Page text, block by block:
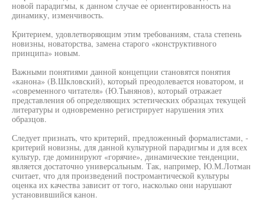
новой парадигмы, к данном случае ее ориентированность на
динамику, изменчивость.
Критерием, удовлетворяющим этим требованиям, стала степень
новизны, новаторства, замена старого «конструктивного
принципа» новым.
Важными понятиями данной концепции становятся понятия
«канона» (В.Шкловский), который преодолевается новатором, и
«современного читателя» (Ю.Тынянов), который отражает
представления об определяющих эстетических образцах текущей
литературы и одновременно регистрирует нарушения этих
образцов.
Следует признать, что критерий, предложенный формалистами, -
критерий новизны, для данной культурной парадигмы и для всех
культур, где доминируют «горячие», динамические тенденции,
является достаточно универсальным. Так, например, Ю.М.Лотман
считает, что для произведений постромантической культуры
оценка их качества зависит от того, насколько они нарушают
установившийся канон.